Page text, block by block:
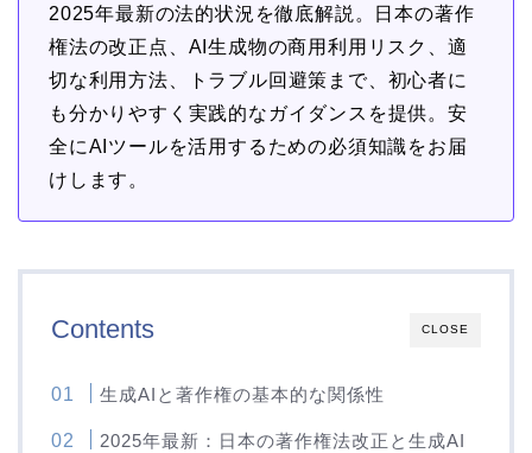
2025年最新の法的状況を徹底解説。日本の著作
権法の改正点、AI生成物の商用利用リスク、適
切な利用方法、トラブル回避策まで、初心者に
も分かりやすく実践的なガイダンスを提供。安
全にAIツールを活用するための必須知識をお届
けします。
CLOSE
Contents
生成AIと著作権の基本的な関係性
2025年最新：日本の著作権法改正と生成AI